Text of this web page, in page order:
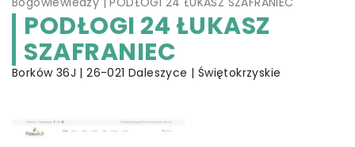
PODŁOGI 24 ŁUKASZ
SZAFRANIEC
Borków 36J | 26-021 Daleszyce | Świętokrzyskie